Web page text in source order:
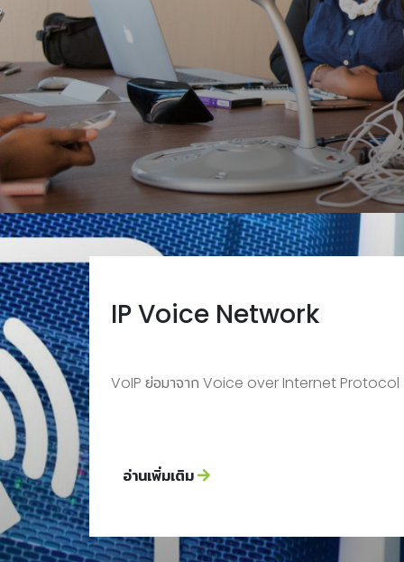
IP Voice Network
VoIP ย่อมาจาก Voice over Internet Protocol
อ่านเพิ่มเติม